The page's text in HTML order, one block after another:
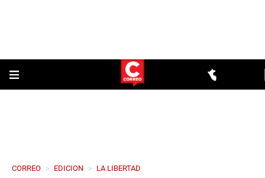
CORREO > EDICION > LA LIBERTAD